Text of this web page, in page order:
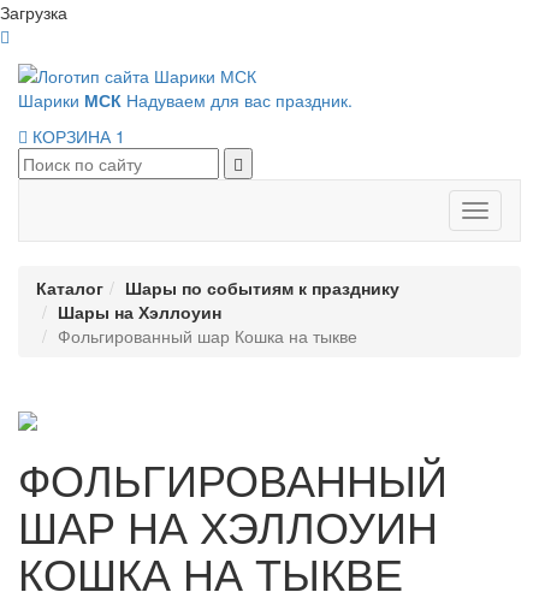
Загрузка
Шарики МСК Надуваем для вас праздник.
КОРЗИНА 1
Панель
Каталог
Шары по событиям к празднику
Шары на Хэллоуин
Фольгированный шар Кошка на тыкве
ФОЛЬГИРОВАННЫЙ
ШАР НА ХЭЛЛОУИН
КОШКА НА ТЫКВЕ